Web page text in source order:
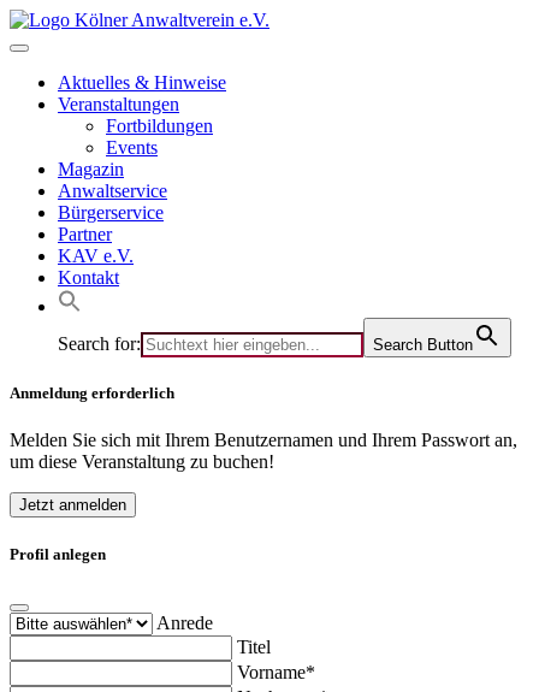
Skip
to
Aktuelles & Hinweise
Veranstaltungen
Fortbildungen
Events
Magazin
Anwaltservice
Bürgerservice
Partner
KAV e.V.
Kontakt
Search for: Search Button
Anmeldung erforderlich
Melden Sie sich mit Ihrem Benutzernamen und Ihrem Passwort an,
um diese Veranstaltung zu buchen!
Jetzt anmelden
Profil anlegen
Anrede
Titel
Vorname*